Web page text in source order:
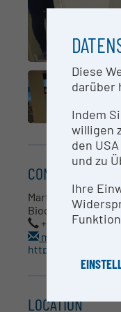
CONTACT
Martin Offterdinger
Biooptik
+435129003-
https://www.i-
LOCATION
Diese
darüber
Indem
willigen
den
und zu
Ihre